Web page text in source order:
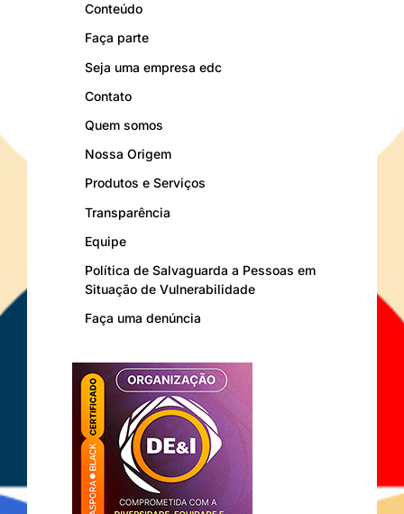
Conteúdo
Faça parte
Seja uma empresa edc
Contato
Quem somos
Nossa Origem
Produtos e Serviços
Transparência
Equipe
Política de Salvaguarda a Pessoas em
Situação de Vulnerabilidade
Faça uma denúncia